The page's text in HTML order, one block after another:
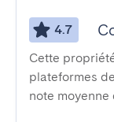
4.7
Cette
plateformes
note